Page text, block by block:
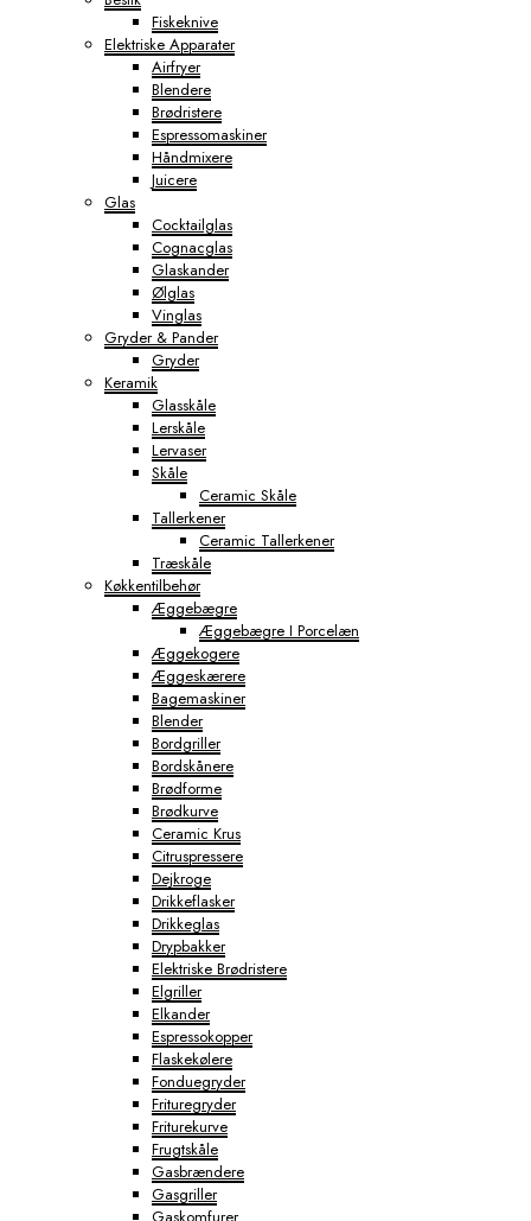
Fiskeknive
Elektriske Apparater
Airfryer
Blendere
Brødristere
Espressomaskiner
Håndmixere
Juicere
Glas
Cocktailglas
Cognacglas
Glaskander
Ølglas
Vinglas
Gryder & Pander
Gryder
Keramik
Glasskåle
Lerskåle
Lervaser
Skåle
Ceramic Skåle
Tallerkener
Ceramic Tallerkener
Træskåle
Køkkentilbehør
Æggebægre
Æggebægre I Porcelæn
Æggekogere
Æggeskærere
Bagemaskiner
Blender
Bordgriller
Bordskånere
Brødforme
Brødkurve
Ceramic Krus
Citruspressere
Dejkroge
Drikkeflasker
Drikkeglas
Drypbakker
Elektriske Brødristere
Elgriller
Elkander
Espressokopper
Flaskekølere
Fonduegryder
Frituregryder
Friturekurve
Frugtskåle
Gasbrændere
Gasgriller